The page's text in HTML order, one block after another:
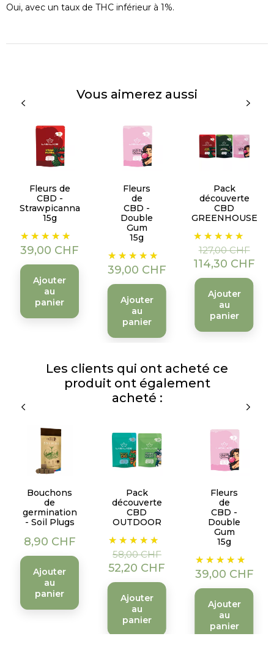
Oui, avec un taux de THC inférieur à 1%.
Vous aimerez aussi
Fleurs de
CBD -
Strawpicanna
15g
Prix
39,00 CHF
Ajouter
au
panier
Fleurs
de
CBD -
Double
Gum
15g
Prix
39,00 CHF
Ajouter
au
panier
Pack
découverte
CBD
GREENHOUSE
Prix
de
base
127,00 CHF
Prix
114,30 CHF
Ajouter
au
panier
Les clients qui ont acheté ce
produit ont également
acheté :
Bouchons
de
germination
- Soil Plugs
Prix
8,90 CHF
Ajouter
au
panier
Pack
découverte
CBD
OUTDOOR
Prix
de
base
58,00 CHF
Prix
52,20 CHF
Ajouter
au
panier
Fleurs
de
CBD -
Double
Gum
15g
Prix
39,00 CHF
Ajouter
au
panier